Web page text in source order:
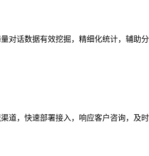
对话数据有效挖掘，精细化统计，辅助分
道，快速部署接入，响应客户咨询，及时